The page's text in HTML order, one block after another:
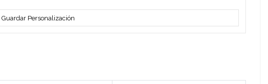
Guardar Personalización